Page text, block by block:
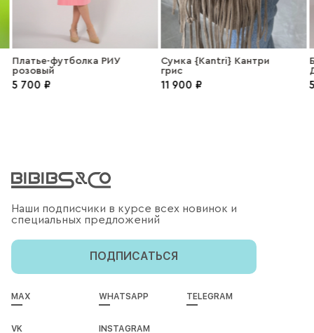
Платье-футболка РИУ
розовый
5 700 ₽
Сумка {Kantri} Кантри
грис
11 900 ₽
Наши подписчики в курсе всех новинок и
специальных предложений
ПОДПИСАТЬСЯ
MAX WHATSAPP TELEGRAM
VK INSTAGRAM